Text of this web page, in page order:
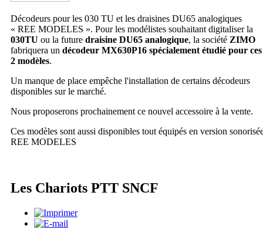
Décodeurs pour les 030 TU et les draisines DU65 analogiques
« REE MODELES ». Pour les modélistes souhaitant digitaliser la
030TU ou la future draisine DU65 analogique, la société ZIMO
fabriquera un décodeur MX630P16 spécialement étudié pour ces
2 modèles.
Un manque de place empêche l'installation de certains décodeurs
disponibles sur le marché.
Nous proposerons prochainement ce nouvel accessoire à la vente.
Ces modèles sont aussi disponibles tout équipés en version
REE MODELES
Les Chariots PTT SNCF